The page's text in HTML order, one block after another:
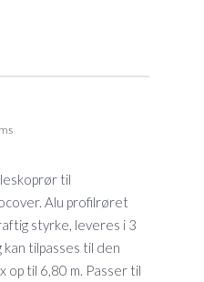
til
Alu profilrøret
styrke, leveres i 3
tilpasses til den
op til 6,80 m. Passer til